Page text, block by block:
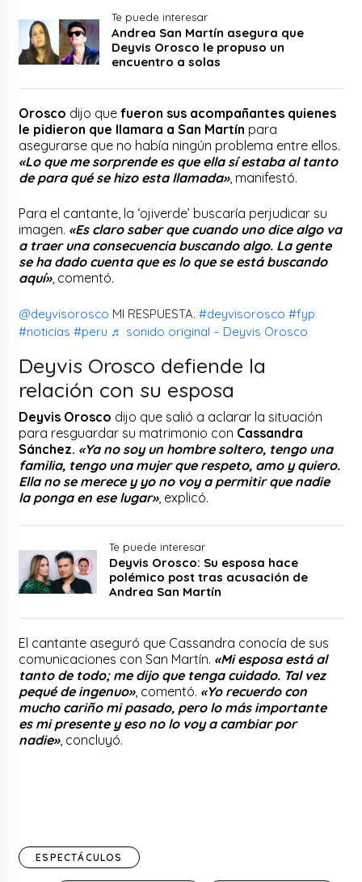
Te puede interesar
Andrea San Martín asegura que
Deyvis Orosco le propuso un
encuentro a solas
Orosco dijo quefueron sus acompañantes quienes
le pidieron que llamara a San Martín para
asegurarse que no había ningún problema entre ellos.
«Lo que me sorprende es que ella sí estaba al tanto
de para qué se hizo esta llamada», manifestó.
Para el cantante, la ‘ojiverde’ buscaría perjudicar su
imagen. «Es claro saber que cuando uno dice algo va
a traer una consecuencia buscando algo. La gente
se ha dado cuenta que es lo que se está buscando
aquí», comentó.
@deyvisorosco MI RESPUESTA.#deyvisorosco #fyp
#noticias #peru ♬ sonido original – Deyvis Orosco
Deyvis Orosco defiende la
relación con su esposa
Deyvis Orosco dijo que salió a aclarar la situación
para resguardar su matrimonio con Cassandra
Sánchez. «Ya no soy un hombre soltero, tengo una
familia, tengo una mujer que respeto, amo y quiero.
Ella no se merece y yo no voy a permitir que nadie
la ponga en ese lugar», explicó.
Te puede interesar
Deyvis Orosco: Su esposa hace
polémico post tras acusación de
Andrea San Martín
El cantante aseguró que Cassandra conocía de sus
comunicaciones con San Martín. «Mi esposa está al
tanto de todo; me dijo que tenga cuidado. Tal vez
pequé de ingenuo», comentó. «Yo recuerdo con
mucho cariño mi pasado, pero lo más importante
es mi presente y eso no lo voy a cambiar por
nadie», concluyó.
ESPECTÁCULOS